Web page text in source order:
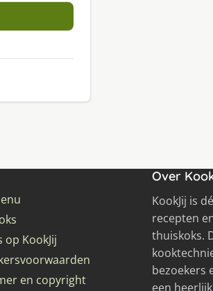
op KookJij
en copyright
Over
KookJij is
recepten
thuiskoks.
bezoekers
een